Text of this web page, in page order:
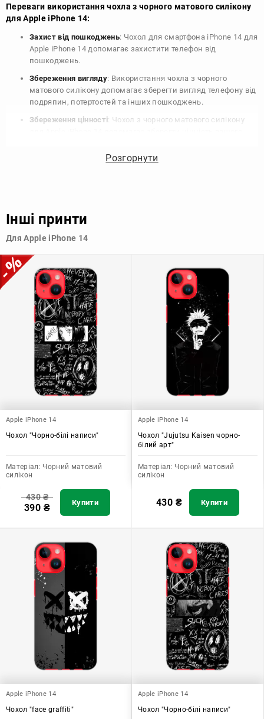
Переваги використання чохла з чорного матового силікону
для Apple iPhone 14:
Захист від пошкоджень: Чохол для смартфона iPhone 14 для
Apple iPhone 14 допомагає захистити телефон від
пошкоджень.
Збереження вигляду: Використання чохла з чорного
матового силікону допомагає зберегти вигляд телефону від
подряпин, потертостей та інших пошкоджень.
Збереження цінності: Чохол з чорного матового силікону
продати свій пристрій в майбутньому.
Узагалі, чохол для телефону - це дуже корисний аксесуар, який
допомагає захистити ваш пристрій, зберегти його цінність і
Розгорнути
Інші принти
Для Apple iPhone 14
Apple iPhone 14
Чохол "Чорно-білі написи"
Матеріал: Чорний матовий
силікон
430₴
390 ₴ Купити
Apple iPhone 14
Чохол "Jujutsu Kaisen чорно-
білий арт"
Матеріал: Чорний матовий
силікон
430 ₴ Купити
Apple iPhone 14
Чохол "face graffiti"
Apple iPhone 14
Чохол "Чорно-білі написи"